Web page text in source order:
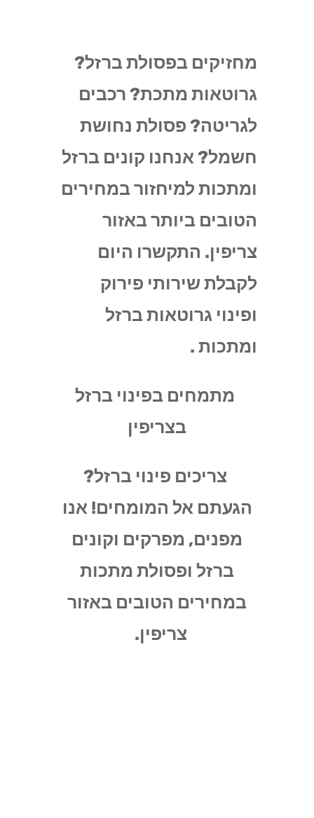
מחזיקים בפסולת ברזל?
גרוטאות מתכת? רכבים
לגריטה? פסולת נחושת
חשמל? אנחנו קונים ברזל
ומתכות למיחזור במחירים
הטובים ביותר באזור
צריפין. התקשרו היום
לקבלת שירותי פירוק
ופינוי גרוטאות ברזל
ומתכות .
מתמחים בפינוי ברזל
בצריפין
צריכים פינוי ברזל?
הגעתם אל המומחים! אנו
מפנים, מפרקים וקונים
ברזל ופסולת מתכות
במחירים הטובים באזור
צריפין.